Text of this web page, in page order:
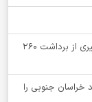
انسداد ۳۴ حلقه چاه غیرمجاز در خراسان جنوبی؛ جلوگیری از برداشت ۲۶۰
کمیته امداد خراسان جنوبی را